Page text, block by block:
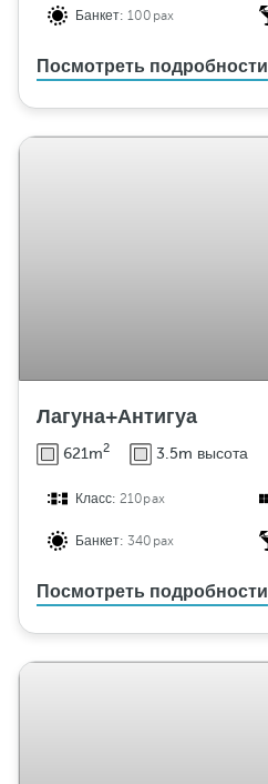
Банкет:100pax
Посмотреть подробности
Лагуна+Антигуа
621m2 3.5m высота
Класс:210pax
Банкет:340pax
Посмотреть подробности